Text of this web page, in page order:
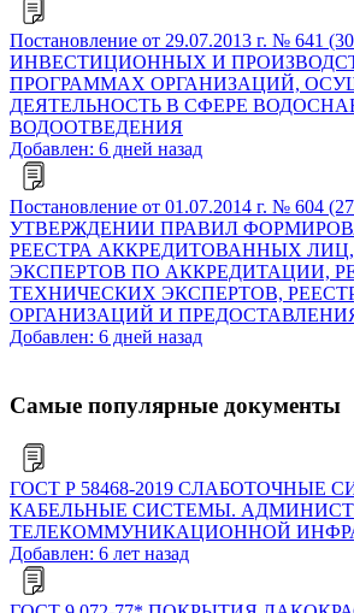
Постановление от 29.07.2013 г. № 641
ИНВЕСТИЦИОННЫХ И
ПРОГРАММАХ ОРГАНИЗАЦИЙ,
ДЕЯТЕЛЬНОСТЬ В СФЕРЕ
ВОДООТВЕДЕНИЯ
Добавлен: 6 дней назад
Постановление от 01.07.2014 г. № 604
УТВЕРЖДЕНИИ ПРАВИЛ
РЕЕСТРА АККРЕДИТОВАННЫХ ЛИЦ,
ЭКСПЕРТОВ ПО АККРЕДИТАЦИИ,
ТЕХНИЧЕСКИХ ЭКСПЕРТОВ,
ОРГАНИЗАЦИЙ И
Добавлен: 6 дней назад
Самые популярные документы
ГОСТ Р 58468-2019 СЛАБОТОЧНЫЕ
КАБЕЛЬНЫЕ СИСТЕМЫ.
ТЕЛЕКОММУНИКАЦИОННОЙ
Добавлен: 6 лет назад